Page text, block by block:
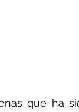
que ha